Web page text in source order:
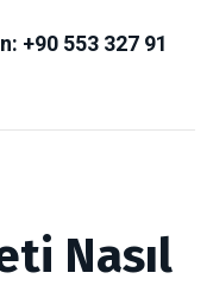
+90 553 327 91
Nasıl